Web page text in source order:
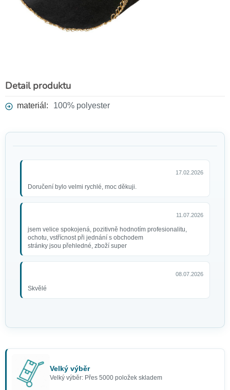
Dámská černá paruka Roxy
Samonalepovací pirátský knír
se záslepkou
49 Kč
Detail produktu
materiál: 100% polyester
17.02.2026
Doručení bylo velmi rychlé, moc děkuji.
11.07.2026
jsem velice spokojená, pozitivně hodnotím profesionalitu,
ochotu, vstřícnost při jednání s obchodem
stránky jsou přehledné, zboží super
08.07.2026
Skvělé
Velký výběr
Velký výběr: Přes 5000 položek skladem